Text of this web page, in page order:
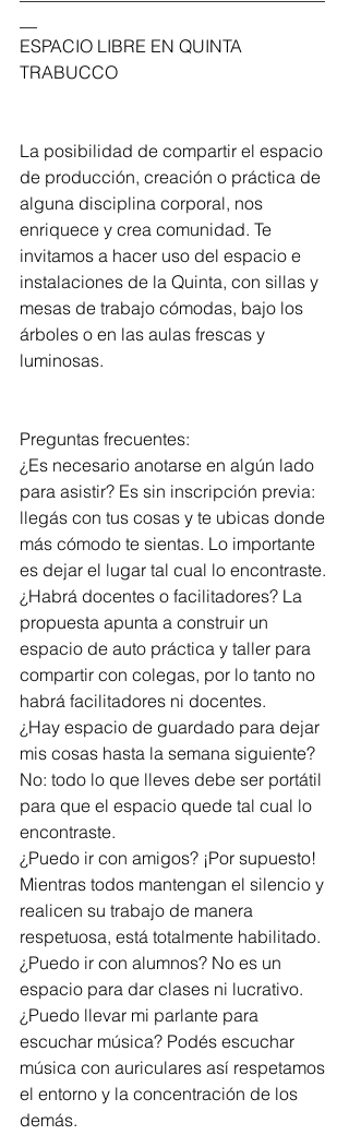
ESPACIO LIBRE EN QUINTA
TRABUCCO
La posibilidad de compartir el espacio
de producción, creación o práctica de
alguna disciplina corporal, nos
enriquece y crea comunidad. Te
invitamos a hacer uso del espacio e
instalaciones de la Quinta, con sillas y
mesas de trabajo cómodas, bajo los
árboles o en las aulas frescas y
luminosas.
Preguntas frecuentes:
¿Es necesario anotarse en algún lado
para asistir? Es sin inscripción previa:
llegás con tus cosas y te ubicas donde
más cómodo te sientas. Lo importante
es dejar el lugar tal cual lo encontraste.
¿Habrá docentes o facilitadores? La
propuesta apunta a construir un
espacio de auto práctica y taller para
compartir con colegas, por lo tanto no
habrá facilitadores ni docentes.
¿Hay espacio de guardado para dejar
mis cosas hasta la semana siguiente?
No: todo lo que lleves debe ser portátil
para que el espacio quede tal cual lo
encontraste.
¿Puedo ir con amigos? ¡Por supuesto!
Mientras todos mantengan el silencio y
realicen su trabajo de manera
respetuosa, está totalmente habilitado.
¿Puedo ir con alumnos? No es un
espacio para dar clases ni lucrativo.
¿Puedo llevar mi parlante para
escuchar música? Podés escuchar
música con auriculares así respetamos
el entorno y la concentración de los
demás.